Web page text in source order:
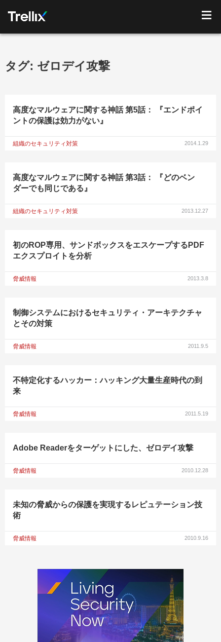
タグ: ゼロデイ攻撃
高度なマルウェアに関する神話 第5話： 『エンドポイ
ントの保護は効力がない』
組織のセキュリティ対策 2014.1.29
高度なマルウェアに関する神話 第3話： 『どのベン
ダーでも同じである』
組織のセキュリティ対策 2013.12.27
初のROP専用、サンドボックスをエスケープするPDF
エクスプロイトを分析
脅威情報 2013.3.8
制御システムにおけるセキュリティ・アーキテクチャ
とその対策
脅威情報 2011.9.5
不特定化するハッカー：ハッキング大量生産時代の到
来
脅威情報 2011.5.19
Adobe Readerをターゲットにした、ゼロデイ攻撃
脅威情報 2010.12.28
未知の脅威からの保護を実現するレピュテーション技
術
脅威情報 2010.9.16